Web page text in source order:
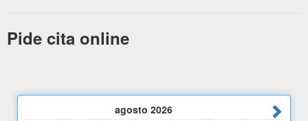
Pide cita online
agosto 2026